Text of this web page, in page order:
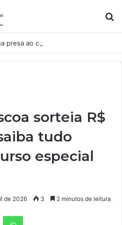
sorteia R$
tudo
especial
de 2026 3 2 minutos de leitura
WhatsApp